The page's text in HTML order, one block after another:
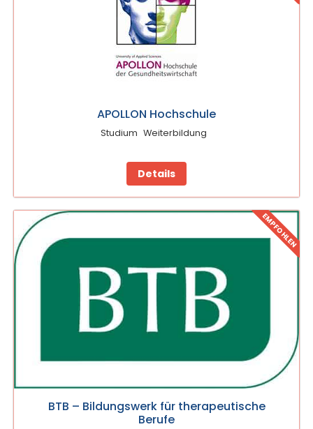
APOLLON Hochschule
Studium Weiterbildung
Details
EMPFOHLEN
BTB – Bildungswerk für therapeutische
Berufe